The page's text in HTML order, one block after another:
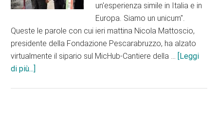
un'esperienza simile in Italia e in
Europa. Siamo un unicum".
Queste le parole con cui ieri mattina Nicola Mattoscio,
presidente della Fondazione Pescarabruzzo, ha alzato
virtualmente il sipario sul MicHub-Cantiere della … [Leggi
di più...]